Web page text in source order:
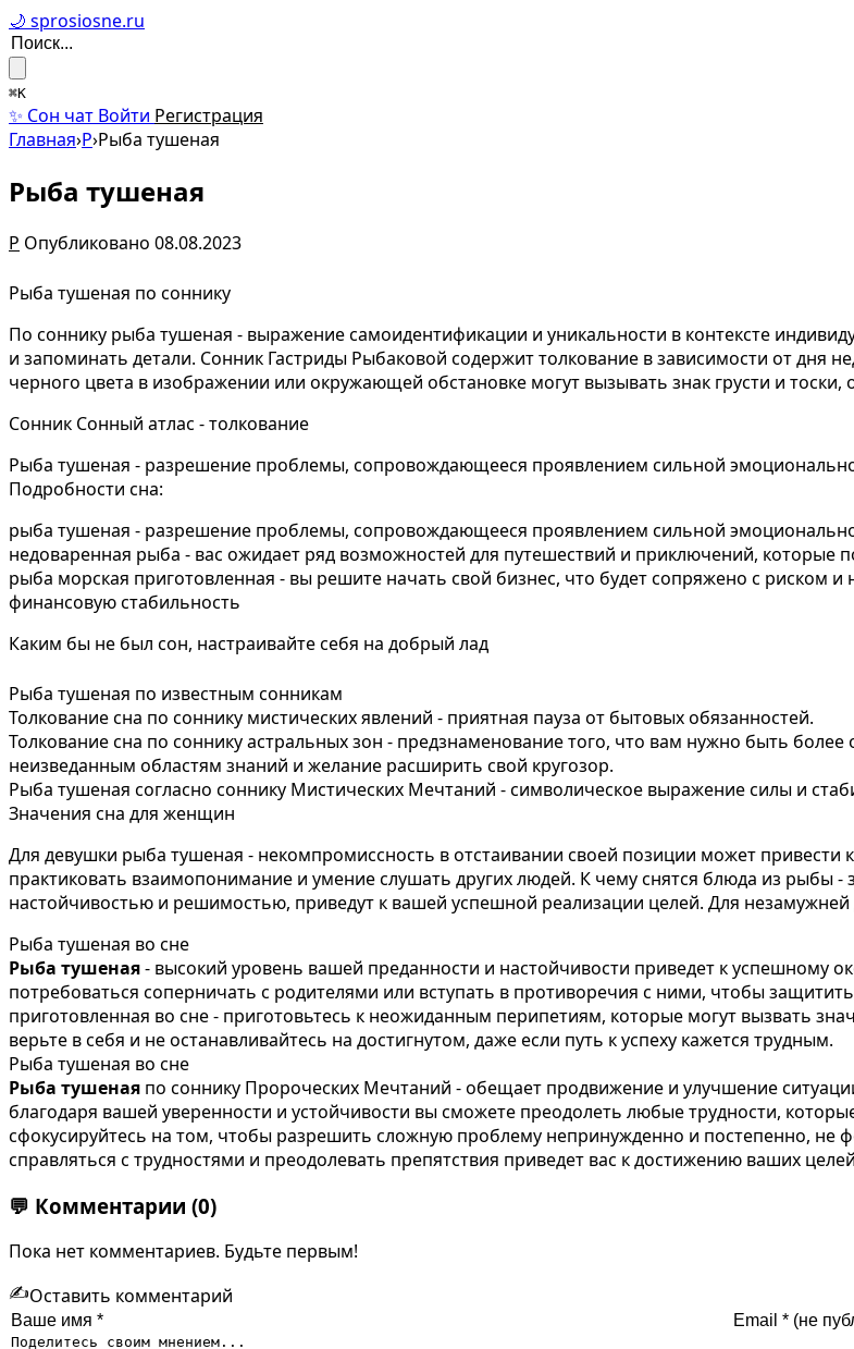
🌙 sprosiosne.ru
⌘K
✨ Сон чат Войти Регистрация
Главная›Р›Рыба тушеная
Рыба тушеная
Р Опубликовано 08.08.2023
Рыба тушеная по соннику
По соннику рыба тушеная - выражение самоидентификации и уникальности в контексте
и запоминать детали. Сонник Гастриды Рыбаковой содержит толкование в зависимости от дня
черного цвета в изображении или окружающей обстановке могут вызывать знак грусти и
Сонник Сонный атлас - толкование
Рыба тушеная - разрешение проблемы, сопровождающееся проявлением сильной
Подробности сна:
рыба тушеная - разрешение проблемы, сопровождающееся проявлением сильной
недоваренная рыба - вас ожидает ряд возможностей для путешествий и приключений, которые
рыба морская приготовленная - вы решите начать свой бизнес, что будет сопряжено с риском
финансовую стабильность
Каким бы не был сон, настраивайте себя на добрый лад
Рыба тушеная по известным сонникам
Толкование сна по соннику мистических явлений - приятная пауза от бытовых обязанностей.
Толкование сна по соннику астральных зон - предзнаменование того, что вам нужно быть
неизведанным областям знаний и желание расширить свой кругозор.
Рыба тушеная согласно соннику Мистических Мечтаний - символическое выражение силы и
Значения сна для женщин
Для девушки рыба тушеная - некомпромиссность в отстаивании своей позиции может
практиковать взаимопонимание и умение слушать других людей. К чему снятся блюда из рыбы
настойчивостью и решимостью, приведут к вашей успешной реализации целей. Для
Рыба тушеная во сне
Рыба тушеная- высокий уровень вашей преданности и настойчивости приведет к успешному
потребоваться соперничать с родителями или вступать в противоречия с ними, чтобы
приготовленная во сне - приготовьтесь к неожиданным перипетиям, которые могут вызвать
верьте в себя и не останавливайтесь на достигнутом, даже если путь к успеху кажется трудным.
Рыба тушеная во сне
Рыба тушеная по соннику Пророческих Мечтаний - обещает продвижение и улучшение
благодаря вашей уверенности и устойчивости вы сможете преодолеть любые трудности,
сфокусируйтесь на том, чтобы разрешить сложную проблему непринужденно и постепенно, не
справляться с трудностями и преодолевать препятствия приведет вас к достижению ваших
💬 Комментарии (0)
Пока нет комментариев. Будьте первым!
✍️Оставить комментарий